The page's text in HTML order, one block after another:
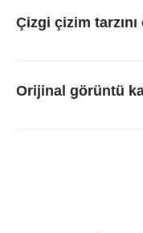
Çizgi çizim
Orijinal görüntü